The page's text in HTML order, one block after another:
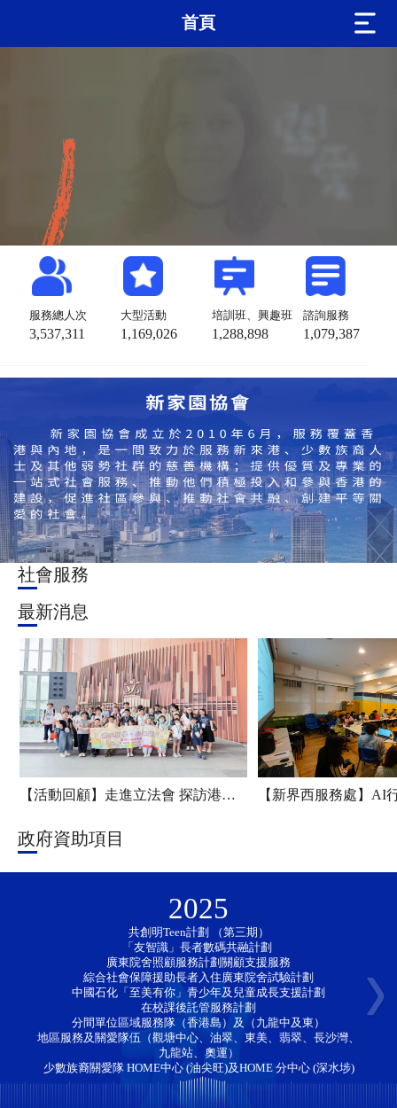
首頁
服務總人次
3,537,311
大型活動
1,169,026
培訓班、興趣班
1,288,898
諮詢服務
1,079,387
社會服務
最新消息
【活動回顧】走進立法會 探訪港科大——新家園協會「香江研學・少年探知」香港一日團圓滿舉行
政府資助項目
2025
共創明Teen計劃 （第三期）
「友智識」長者數碼共融計劃
廣東院舍照顧服務計劃關顧支援服務
綜合社會保障援助長者入住廣東院舍試驗計劃
中國石化「至美有你」青少年及兒童成長支援計劃
在校課後託管服務計劃
分間單位區域服務隊（香港島）及（九龍中及東）
地區服務及關愛隊伍（觀塘中心、油翠、東美、翡翠、長沙灣、
九龍站、奧運）
少數族裔關愛隊 HOME中心 (油尖旺)及HOME 分中心 (深水埗)